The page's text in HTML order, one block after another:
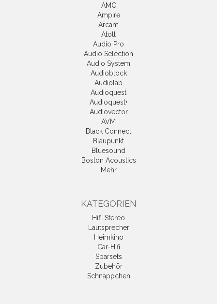
AMC
Ampire
Arcam
Atoll
Audio Pro
Audio Selection
Audio System
Audioblock
Audiolab
Audioquest
Audioquest+
Audiovector
AVM
Black Connect
Blaupunkt
Bluesound
Boston Acoustics
Mehr
KATEGORIEN
Hifi-Stereo
Lautsprecher
Heimkino
Car-Hifi
Sparsets
Zubehör
Schnäppchen